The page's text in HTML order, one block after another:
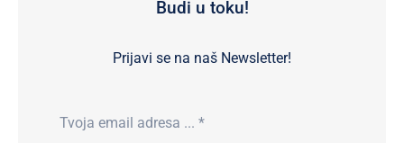
Budi u toku!
Prijavi se na naš Newsletter!